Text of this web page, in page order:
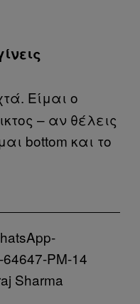
Είμαι ο
– αν θέλεις
bottom και το
Sharma